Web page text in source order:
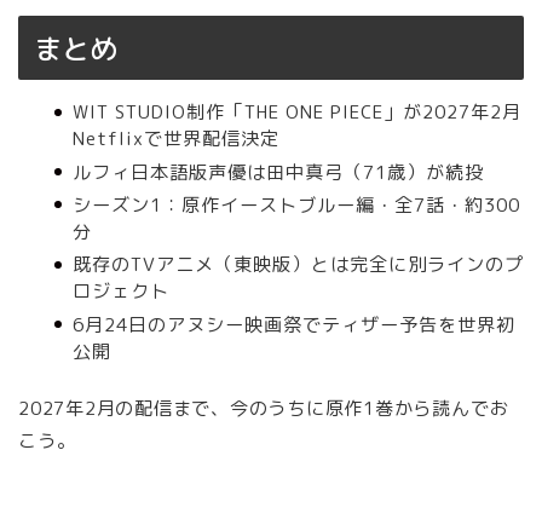
まとめ
WIT STUDIO制作「THE ONE PIECE」が2027年2月
Netflixで世界配信決定
ルフィ日本語版声優は田中真弓（71歳）が続投
シーズン1：原作イーストブルー編・全7話・約300
分
既存のTVアニメ（東映版）とは完全に別ラインのプ
ロジェクト
6月24日のアヌシー映画祭でティザー予告を世界初
公開
2027年2月の配信まで、今のうちに原作1巻から読んでお
こう。